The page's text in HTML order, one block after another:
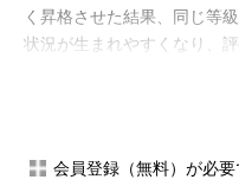
く昇格させた結果、同じ等
状況が生まれやすくなり、
会員登録（無料）が必要